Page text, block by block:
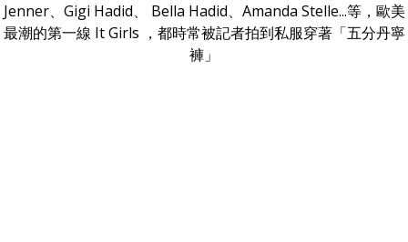
Jenner、Gigi Hadid、 Bella Hadid、Amanda Stelle...等，歐美
最潮的第一線 It Girls ，都時常被記者拍到私服穿著「五分丹寧
褲」